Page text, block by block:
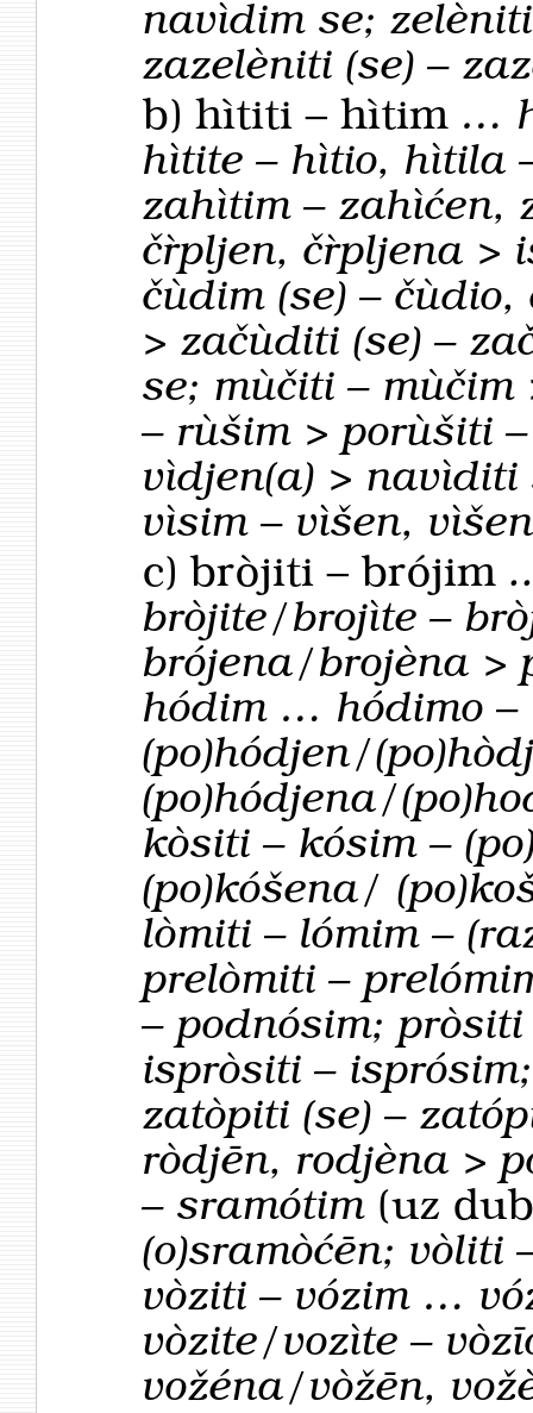
navìdim se;
zazelèniti (se) –
b) hìtiti – hìtim …
hìtite – hìtio, hìtila
zahìtim – zahìćen,
čȑpljen, čȑpljena >
čùdim (se) –
> začùditi (se) –
se; mùčiti –
– rùšim > porùšiti
vìdjen(a) >
vìsim – vìšen,
c) bròjiti – brójim
bròjite/brojìte –
brójena/brojèna >
hódim … hódimo –
(po)hódjen/
(po)hódjena/
kòsiti – kósim –
(po)kóšena/
lòmiti – lómim –
prelòmiti –
– podnósim;
ispròsiti –
zatòpiti (se) –
ròdjēn, rodjèna >
– sramótim (uz
(o)sramòćēn; vòliti
vòziti – vózim …
vòzite/vozìte –
vožéna/vòžēn,